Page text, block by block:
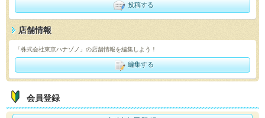
投稿する
店舗情報
「株式会社東京ハナゾノ」の店舗情報を編集しよう！
編集する
会員登録